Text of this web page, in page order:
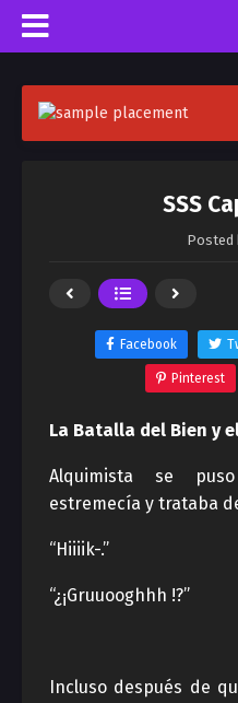
SSS
Posted
Facebook
Pinterest
La Batalla del Bien y
Alquimista se
estremecía y trataba
“Hiiiik-.”
“¿¡Gruuooghhh !?”
Incluso después de